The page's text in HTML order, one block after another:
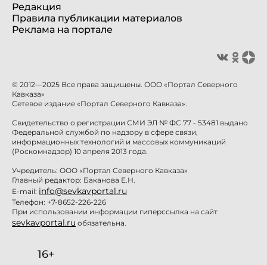
Редакция
Правила публикации материалов
Реклама на портале
© 2012—2025 Все права защищены. ООО «Портал Северного
Кавказа»
Сетевое издание «Портал Северного Кавказа».
Свидетельство о регистрации СМИ ЭЛ № ФС 77 - 53481 выдано
Федеральной службой по надзору в сфере связи,
информационных технологий и массовых коммуникаций
(Роскомнадзор) 10 апреля 2013 года.
Учредитель: ООО «Портал Северного Кавказа»
Главный редактор: Баканова Е.Н.
E-mail: info@sevkavportal.ru
Телефон: +7-8652-226-226
При использовании информации гиперссылка на сайт
sevkavportal.ru обязательна.
16+